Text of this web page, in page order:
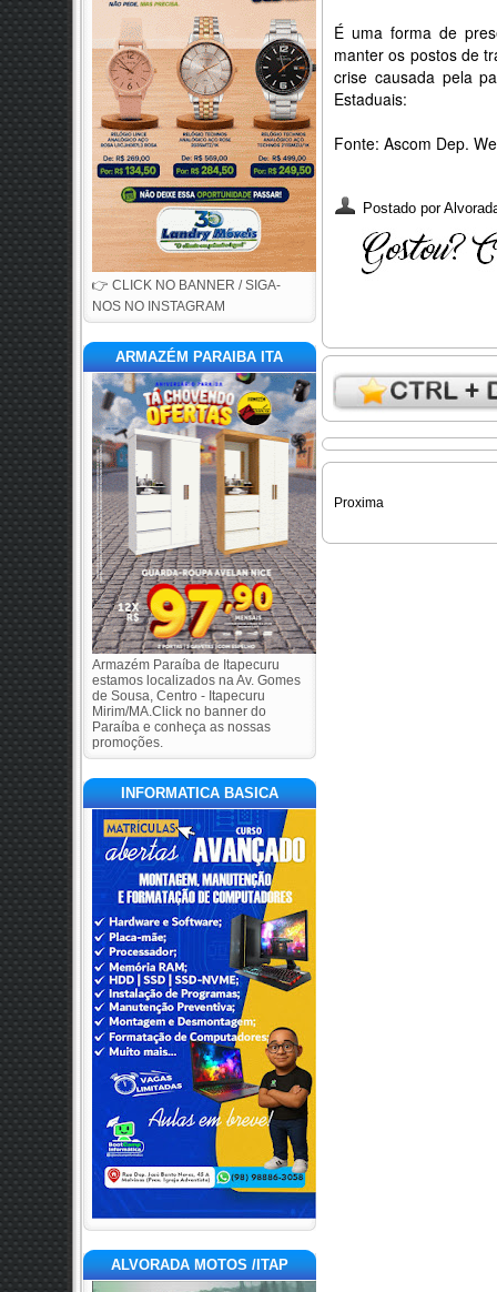
👉 CLICK NO BANNER / SIGA-
NOS NO INSTAGRAM
ARMAZÉM PARAIBA ITA
Armazém Paraíba de Itapecuru
estamos localizados na Av. Gomes
de Sousa, Centro - Itapecuru
Mirim/MA.Click no banner do
Paraíba e conheça as nossas
promoções.
INFORMATICA BASICA
ALVORADA MOTOS /ITAP
É uma forma de
manter os postos de
crise causada pela
Estaduais:
Fonte: Ascom Dep.
Postado por
Proxima